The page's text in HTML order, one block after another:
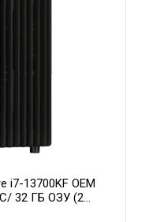
i7-13700KF OEM
32 ГБ ОЗУ (2
384-Bit 3xDP